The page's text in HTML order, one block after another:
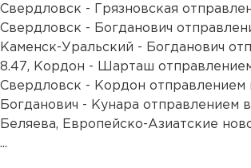
Свердловск - Грязновская
Свердловск - Богданович
Каменск-Уральский - Богданович
8.47, Кордон - Шарташ
Свердловск - Кордон отправлением
Богданович - Кунара отправлением
Беляева, Европейско-Азиатские
...